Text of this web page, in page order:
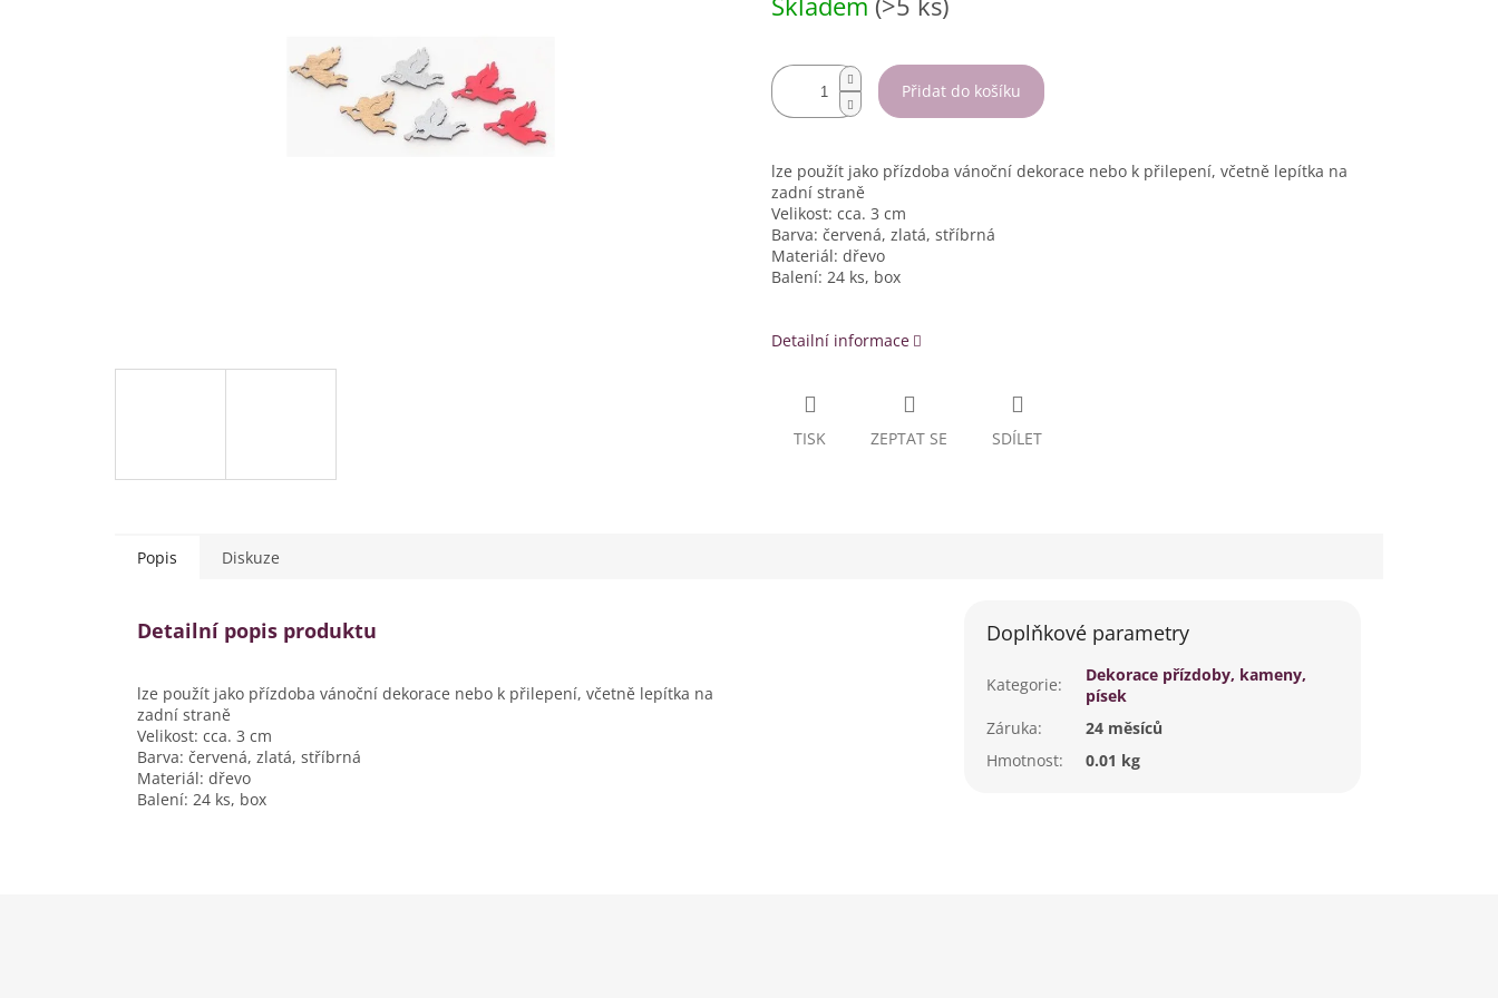
cena:
Přidat do košíku
lze použít jako přízdoba vánoční dekorace nebo k přilepení, včetně lepítka na
zadní straně
Velikost: cca. 3 cm
Barva: červená, zlatá, stříbrná
Materiál: dřevo
Balení: 24 ks, box
Detailní informace
TISK ZEPTAT SE SDÍLET
Popis Diskuze
Detailní popis produktu
lze použít jako přízdoba vánoční dekorace nebo k přilepení, včetně lepítka na
zadní straně
Velikost: cca. 3 cm
Barva: červená, zlatá, stříbrná
Materiál: dřevo
Balení: 24 ks, box
Doplňkové parametry
Kategorie:
Dekorace přízdoby, kameny,
písek
Záruka:
24 měsíců
Hmotnost: 0.01 kg